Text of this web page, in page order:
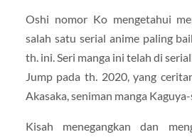
Oshi nomor Ko mengetahui
salah satu serial anime paling
th. ini. Seri manga ini telah di
Jump pada th. 2020, yang
Akasaka, seniman manga
Kisah menegangkan dan